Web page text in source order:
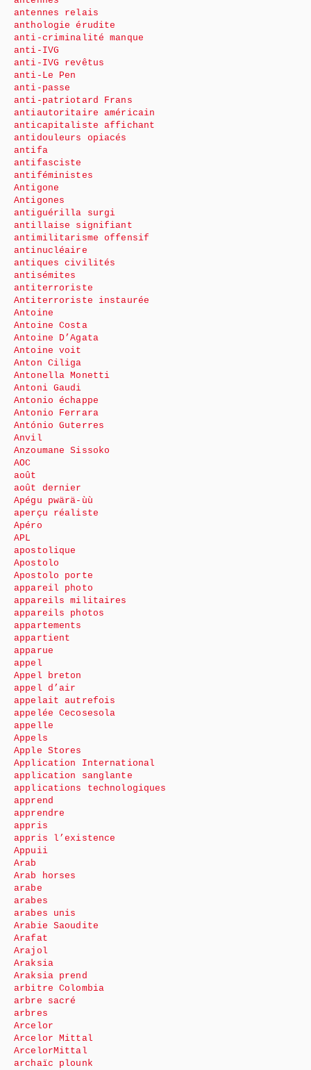
antennes relais
anthologie érudite
anti-criminalité manque
anti-IVG
anti-IVG revêtus
anti-Le Pen
anti-passe
anti-patriotard Frans
antiautoritaire américain
anticapitaliste affichant
antidouleurs opiacés
antifa
antifasciste
antiféministes
Antigone
Antigones
antiguérilla surgi
antillaise signifiant
antimilitarisme offensif
antinucléaire
antiques civilités
antisémites
antiterroriste
Antiterroriste instaurée
Antoine
Antoine Costa
Antoine D’Agata
Antoine voit
Anton Ciliga
Antonella Monetti
Antoni Gaudi
Antonio échappe
Antonio Ferrara
António Guterres
Anvil
Anzoumane Sissoko
AOC
août
août dernier
Apégu pwärä-ùù
aperçu réaliste
Apéro
APL
apostolique
Apostolo
Apostolo porte
appareil photo
appareils militaires
appareils photos
appartements
appartient
apparue
appel
Appel breton
appel d’air
appelait autrefois
appelée Cecosesola
appelle
Appels
Apple Stores
Application International
application sanglante
applications technologiques
apprend
apprendre
appris
appris l’existence
Appuii
Arab
Arab horses
arabe
arabes
arabes unis
Arabie Saoudite
Arafat
Arajol
Araksia
Araksia prend
arbitre Colombia
arbre sacré
arbres
Arcelor
Arcelor Mittal
ArcelorMittal
archaïc plounk